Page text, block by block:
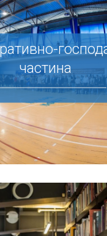
частина
частина